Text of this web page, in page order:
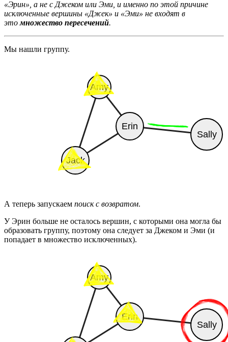
«Эрин», а не с Джеком или Эми, и именно по этой причине
исключенные вершины «Джек» и «Эми» не входят в
этомножество пересечений.
Мы нашли группу.
А теперь запускаем поиск с возвратом.
У Эрин больше не осталось вершин, с которыми она могла бы
образовать группу, поэтому она следует за Джеком и Эми (и
попадает в множество исключенных).